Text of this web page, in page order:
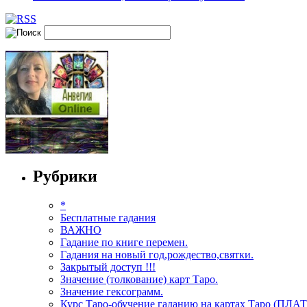
Рубрики
*
Бесплатные гадания
ВАЖНО
Гадание по книге перемен.
Гадания на новый год,рождество,святки.
Закрытый доступ !!!
Значение (толкование) карт Таро.
Значение гексограмм.
Курс Таро-обучение гаданию на картах Таро